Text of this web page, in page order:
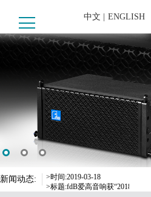
中文 | ENGLISH
新闻动态:
>时间:2019-03-18
>标题:fdB爱高音响获“2018年广
>时间:2019-09-16
>标题:fdB爱高音响惊喜亮相，
>时间:2019-03-18
>标题:fdB爱高音响获“2018年广